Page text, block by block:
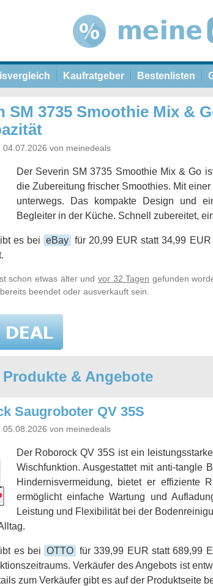
Kaufratgeber Bestenlisten
SM 3735 Smoothie Mix &
04.07.2026 von meinedeals
Der Severin SM 3735 Smoothie Mix & Go
die Zubereitung frischer Smoothies. Mit
unterwegs. Das kompakte Design und
Begleiter in der Küche. Schnell zubereitet,
es bei eBay für 20,99 EUR statt 34,99
schon etwas älter und vor 32 Tagen gefunden
beendet oder ausverkauft sein.
Produkte & Angebote
Saugroboter QV 35S
05.08.2026 von meinedeals
Der Roborock QV 35S ist ein
Wischfunktion. Ausgestattet mit anti-tangle
Hindernisvermeidung, bietet er effiziente
ermöglicht einfache Wartung und
Leistung und Flexibilität bei der
es bei OTTO für 339,99 EUR statt 689,99
Verkäufer des Angebots ist
zum Verkäufer gibt es auf der Produktseite